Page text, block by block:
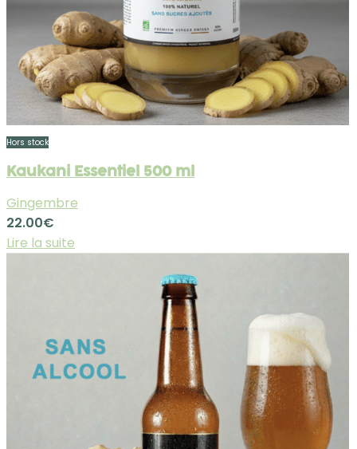
Hors stock
Kaukani Essentiel 500 ml
Gingembre
22.00€
Lire la suite